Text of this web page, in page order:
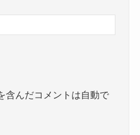
含んだコメントは自動で